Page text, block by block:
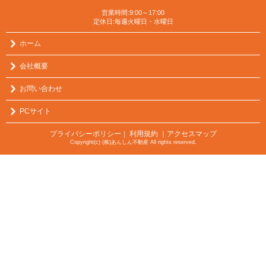
営業時間:9:00～17:00
定休日:毎週火曜日・水曜日
ホーム
会社概要
お問い合わせ
PCサイト
プライバシーポリシー ｜ 利用規約 ｜アクセスマップ
Copyright(c) (株)あんしん不動産 All rights reserved.